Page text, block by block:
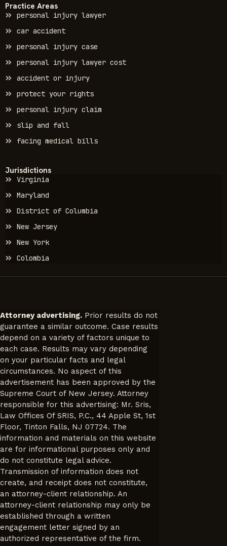
Practice Areas
personal injury lawyer
car accident
personal injury case
personal injury lawyer cost
accident or injury
protect your rights
personal injury claim
slip and fall
facing medical bills
Jurisdictions
Virginia
Maryland
District of Columbia
New Jersey
New York
Colombia
Attorney advertising. Prior results do not
guarantee a similar outcome. Case results
depend on a variety of factors unique to
each case. Results may vary depending
on your particular facts and legal
circumstances. No aspect of this
advertisement has been approved by the
Supreme Court of New Jersey. Attorney
responsible for this advertising: Mr. Sris,
Law Offices Of SRIS, P.C., 44 Apple St, 1st
Floor, Tinton Falls, NJ 07724. The
information and materials on this website
are for informational purposes only and
do not constitute legal advice.
Transmission of information does not
create, and receipt does not constitute,
an attorney-client relationship. An
attorney-client relationship may only be
established through a written
engagement letter signed by an
authorized representative of the firm.